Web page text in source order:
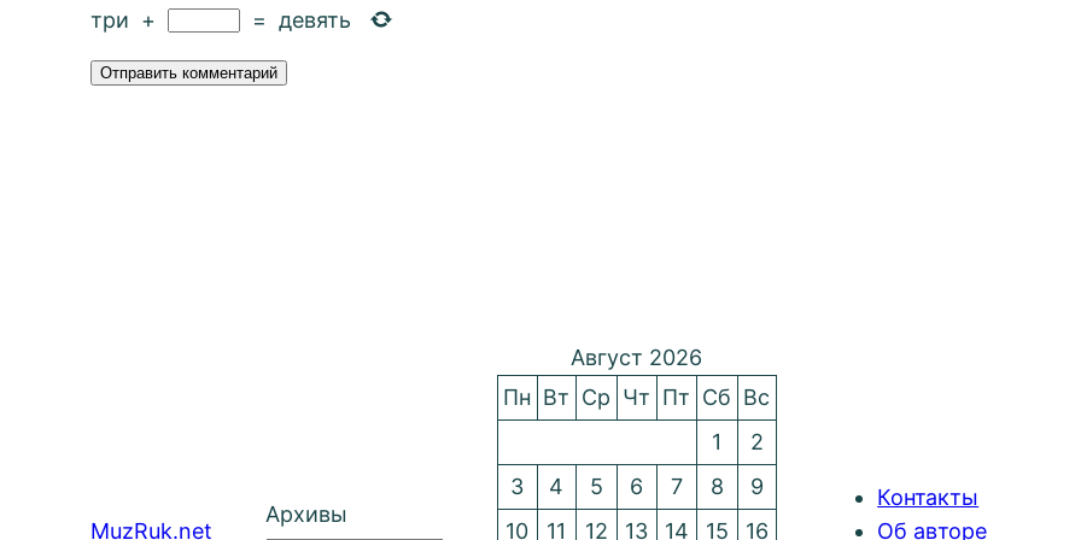
три + = девять
MuzRuk.net
Архивы
Август 2026
Пн Вт Ср Чт Пт Сб Вс
1
2
3
4 5 6 7 8
9
10
11 12 13 14 15 16
Контакты
Об авторе